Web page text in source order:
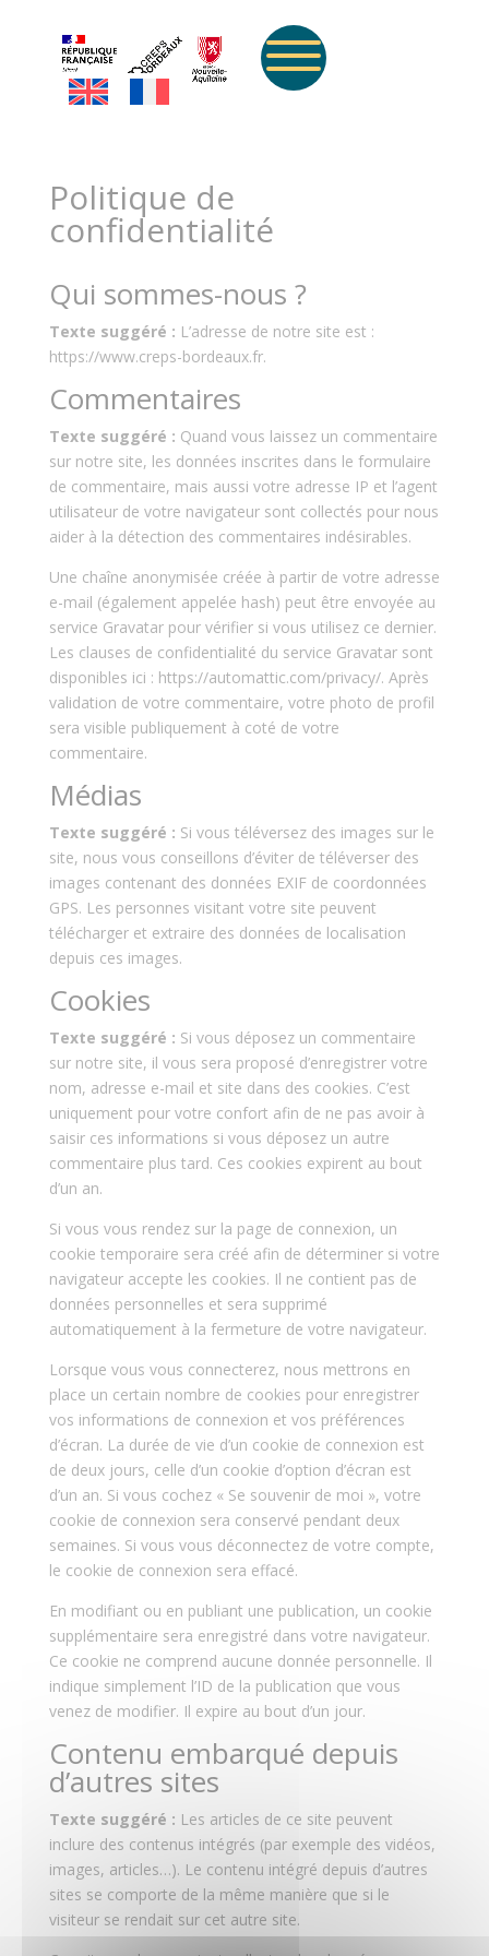
Politique de
confidentialité
Qui sommes-nous ?
Texte suggéré : L’adresse de notre site est :
https://www.creps-bordeaux.fr.
Commentaires
Texte suggéré : Quand vous laissez un commentaire
sur notre site, les données inscrites dans le formulaire
de commentaire, mais aussi votre adresse IP et l’agent
utilisateur de votre navigateur sont collectés pour nous
aider à la détection des commentaires indésirables.
Une chaîne anonymisée créée à partir de votre adresse
e-mail (également appelée hash) peut être envoyée au
service Gravatar pour vérifier si vous utilisez ce dernier.
Les clauses de confidentialité du service Gravatar sont
disponibles ici : https://automattic.com/privacy/. Après
validation de votre commentaire, votre photo de profil
sera visible publiquement à coté de votre
commentaire.
Médias
Texte suggéré : Si vous téléversez des images sur le
site, nous vous conseillons d’éviter de téléverser des
images contenant des données EXIF de coordonnées
GPS. Les personnes visitant votre site peuvent
télécharger et extraire des données de localisation
depuis ces images.
Cookies
Texte suggéré : Si vous déposez un commentaire
sur notre site, il vous sera proposé d’enregistrer votre
nom, adresse e-mail et site dans des cookies. C’est
uniquement pour votre confort afin de ne pas avoir à
saisir ces informations si vous déposez un autre
commentaire plus tard. Ces cookies expirent au bout
d’un an.
Si vous vous rendez sur la page de connexion, un
cookie temporaire sera créé afin de déterminer si votre
navigateur accepte les cookies. Il ne contient pas de
données personnelles et sera supprimé
automatiquement à la fermeture de votre navigateur.
Lorsque vous vous connecterez, nous mettrons en
place un certain nombre de cookies pour enregistrer
vos informations de connexion et vos préférences
d’écran. La durée de vie d’un cookie de connexion est
de deux jours, celle d’un cookie d’option d’écran est
d’un an. Si vous cochez « Se souvenir de moi », votre
cookie de connexion sera conservé pendant deux
semaines. Si vous vous déconnectez de votre compte,
le cookie de connexion sera effacé.
En modifiant ou en publiant une publication, un cookie
supplémentaire sera enregistré dans votre navigateur.
Ce cookie ne comprend aucune donnée personnelle. Il
indique simplement l’ID de la publication que vous
venez de modifier. Il expire au bout d’un jour.
Contenu embarqué depuis
d’autres sites
Texte suggéré : Les articles de ce site peuvent
inclure des contenus intégrés (par exemple des vidéos,
images, articles…). Le contenu intégré depuis d’autres
sites se comporte de la même manière que si le
visiteur se rendait sur cet autre site.